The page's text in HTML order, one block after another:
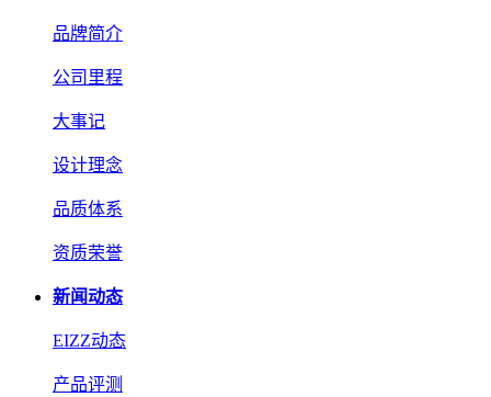
品牌简介
公司里程
大事记
设计理念
品质体系
资质荣誉
新闻动态
EIZZ动态
产品评测